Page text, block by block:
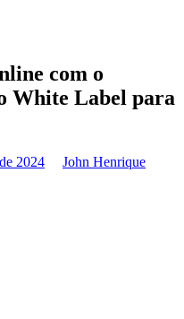
com o
White Label para
2024 John Henrique